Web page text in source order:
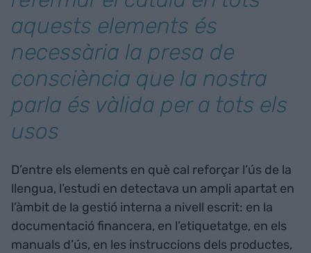
aquests elements és
necessària la presa de
consciència que la nostra
parla és vàlida per a tots els
usos
D’entre els elements en què cal reforçar l’ús de la
llengua, l’estudi en detectava un ampli apartat en
l’àmbit de la gestió interna a nivell escrit: en la
documentació financera, en l’etiquetatge, en els
manuals d’ús, en les instruccions dels productes,